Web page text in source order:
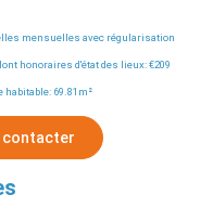
mensuelles avec régularisation
honoraires d'état des lieux: €209
habitable: 69.81m²
contacter